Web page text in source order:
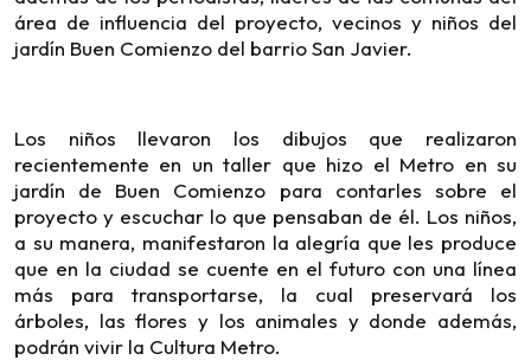
área de influencia del proyecto, vecinos y niños del
jardín Buen Comienzo del barrio San Javier.
Los niños llevaron los dibujos que realizaron
recientemente en un taller que hizo el Metro en su
jardín de Buen Comienzo para contarles sobre el
proyecto y escuchar lo que pensaban de él. Los niños,
a su manera, manifestaron la alegría que les produce
que en la ciudad se cuente en el futuro con una línea
más para transportarse, la cual preservará los
árboles, las flores y los animales y donde además,
podrán vivir la Cultura Metro.